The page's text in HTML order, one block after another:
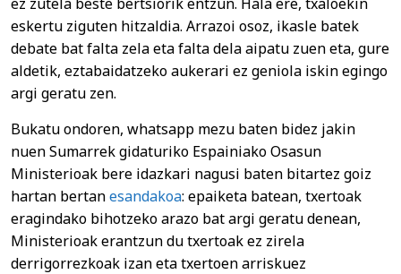
eskertu ziguten hitzaldia. Arrazoi osoz, ikasle batek
debate bat falta zela eta falta dela aipatu zuen eta, gure
aldetik, eztabaidatzeko aukerari ez geniola iskin egingo
argi geratu zen.
Bukatu ondoren, whatsapp mezu baten bidez jakin
nuen Sumarrek gidaturiko Espainiako Osasun
Ministerioak bere idazkari nagusi baten bitartez goiz
hartan bertanesandakoa: epaiketa batean, txertoak
eragindako bihotzeko arazo bat argi geratu denean,
Ministerioak erantzun du txertoak ez zirela
derrigorrezkoak izan eta txertoen arriskuez